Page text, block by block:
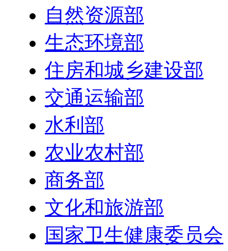
自然资源部
生态环境部
住房和城乡建设部
交通运输部
水利部
农业农村部
商务部
文化和旅游部
国家卫生健康委员会